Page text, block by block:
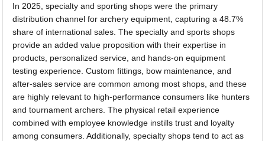
In 2025, specialty and sporting shops were the primary
distribution channel for archery equipment, capturing a 48.7%
share of international sales. The specialty and sports shops
provide an added value proposition with their expertise in
products, personalized service, and hands-on equipment
testing experience. Custom fittings, bow maintenance, and
after-sales service are common among most shops, and these
are highly relevant to high-performance consumers like hunters
and tournament archers. The physical retail experience
combined with employee knowledge instills trust and loyalty
among consumers. Additionally, specialty shops tend to act as